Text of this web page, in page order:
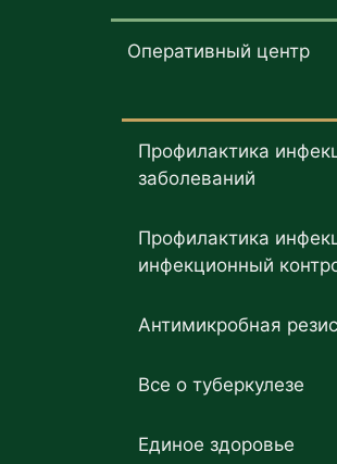
Оперативный центр
Профилактика
заболеваний
Профилактика
инфекционный
Антимикробная
Все о туберкулезе
Единое здоровье